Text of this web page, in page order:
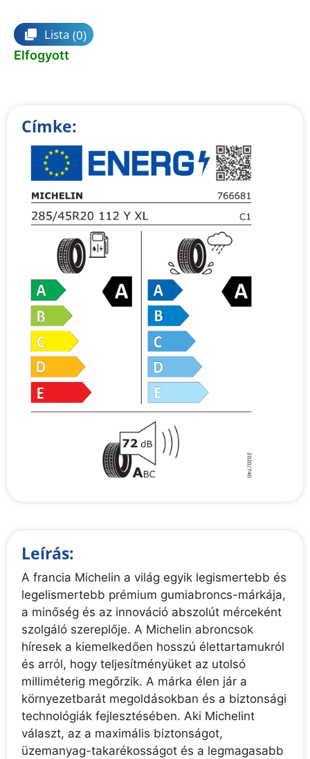
Lista (0)
Elfogyott
Címke:
Leírás:
A francia Michelin a világ egyik legismertebb és
legelismertebb prémium gumiabroncs-márkája,
a minőség és az innováció abszolút mérceként
szolgáló szereplője. A Michelin abroncsok
híresek a kiemelkedően hosszú élettartamukról
és arról, hogy teljesítményüket az utolsó
milliméterig megőrzik. A márka élen jár a
környezetbarát megoldásokban és a biztonsági
technológiák fejlesztésében. Aki Michelint
választ, az a maximális biztonságot,
üzemanyag-takarékosságot és a legmagasabb